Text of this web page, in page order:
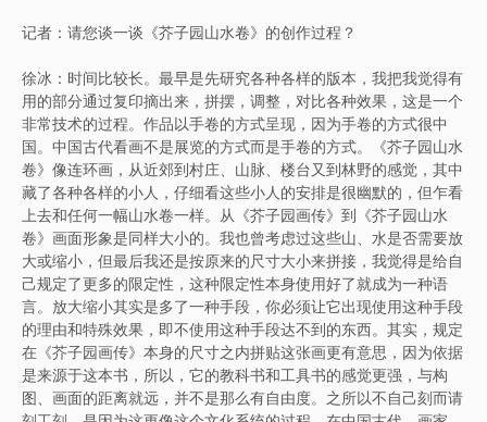
记者：请您谈一谈《芥子园山水卷》的创作过程？
徐冰：时间比较长。最早是先研究各种各样的版本，我把我觉得有
用的部分通过复印摘出来，拼摆，调整，对比各种效果，这是一个
非常技术的过程。作品以手卷的方式呈现，因为手卷的方式很中
国。中国古代看画不是展览的方式而是手卷的方式。《芥子园山水
卷》像连环画，从近郊到村庄、山脉、楼台又到林野的感觉，其中
藏了各种各样的小人，仔细看这些小人的安排是很幽默的，但乍看
上去和任何一幅山水卷一样。从《芥子园画传》到《芥子园山水
卷》画面形象是同样大小的。我也曾考虑过这些山、水是否需要放
大或缩小，但最后我还是按原来的尺寸大小来拼接，我觉得是给自
己规定了更多的限定性，这种限定性本身使用好了就成为一种语
言。放大缩小其实是多了一种手段，你必须让它出现使用这种手段
的理由和特殊效果，即不使用这种手段达不到的东西。其实，规定
在《芥子园画传》本身的尺寸之内拼贴这张画更有意思，因为依据
是来源于这本书，所以，它的教科书和工具书的感觉更强，与构
图、画面的距离就远，并不是那么有自由度。之所以不自己刻而请